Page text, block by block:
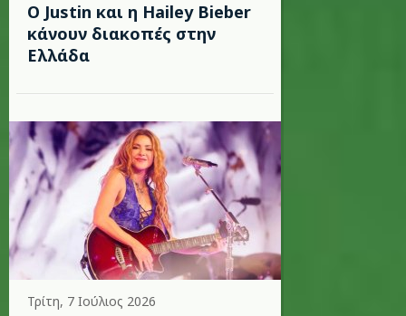
Ο Justin και η Hailey Bieber
κάνουν διακοπές στην
Ελλάδα
Τρίτη, 7 Ιούλιος 2026